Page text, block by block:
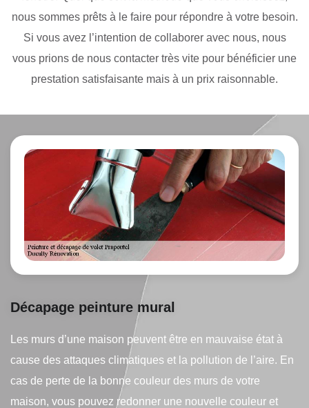
nous sommes prêts à le faire pour répondre à votre besoin.
Si vous avez l’intention de collaborer avec nous, nous
vous prions de nous contacter très vite pour bénéficier une
prestation satisfaisante mais à un prix raisonnable.
Décapage peinture mural
Les murs d’une maison peuvent être en mauvaise état à
cause des attaques climatiques et la pollution de l’aire. En
cas de perte de la bonne couleur des murs de votre
maison, vous pouvez redonner une nouvelle couleur et